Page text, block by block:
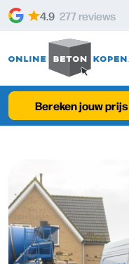
Skip to content
4.9 277 reviews
Bereken jouw prijs